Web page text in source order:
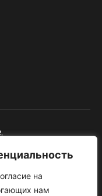
на
нам